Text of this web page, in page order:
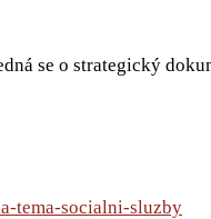
se o strategický
tema-socialni-sluzby